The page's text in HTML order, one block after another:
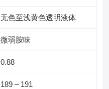
无色至浅黄色透明液体
微弱胺味
0.88
189 – 191